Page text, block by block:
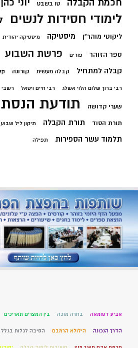
טו בשבט
לימודי חסידות לנשים
ליקוטי מוהר"ן מיסטיקה מיסטיקה יהודית
ספר הזוהר פורים פרשת השבוע
קבלה למתחיל קבלה מעשית קורונה
רבי ברוך שלום הלוי אשלג רבי חיים ויטאל רשבי
שערי קדושה תודעת
תורת הסוד תורת הקבלה תיקון ליל
תלמוד עשר הספירות תפילה
אביע דטומאה בחרה מוכה בין המצרים תאריכים
הדרך הנכונה הילולא הרמבם הסיבה לגלות בגלל